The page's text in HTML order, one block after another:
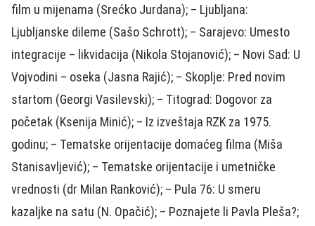
film u mijenama (Srećko Jurdana); – Ljubljana:
Ljubljanske dileme (Sašo Schrott); – Sarajevo: Umesto
integracije – likvidacija (Nikola Stojanović); – Novi Sad: U
Vojvodini – oseka (Jasna Rajić); – Skoplje: Pred novim
startom (Georgi Vasilevski); – Titograd: Dogovor za
početak (Ksenija Minić); – Iz izveštaja RZK za 1975.
godinu; – Tematske orijentacije domaćeg filma (Miša
Stanisavljević); – Tematske orijentacije i umetničke
vrednosti (dr Milan Ranković); – Pula 76: U smeru
kazaljke na satu (N. Opačić); – Poznajete li Pavla Pleša?;